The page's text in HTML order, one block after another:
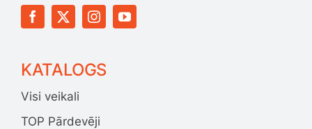
KATALOGS
Visi veikali
TOP Pārdevēji